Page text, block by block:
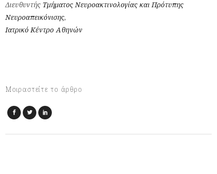
Διευθυντής Τμήματος Νευροακτινολογίας και Πρότυπης
Νευροαπεικόνισης,
Ιατρικό Κέντρο Αθηνών
Μοιραστείτε το άρθρο